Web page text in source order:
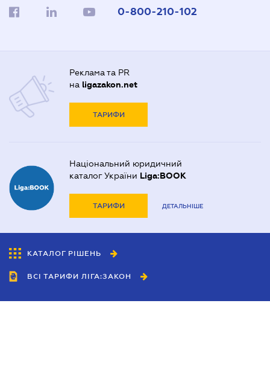
0-800-210-102
Реклама та PR
на ligazakon.net
ТАРИФИ
Національний юридичний
каталог України Liga:BOOK
ТАРИФИ ДЕТАЛЬНІШЕ
КАТАЛОГ РІШЕНЬ
ВСІ ТАРИФИ ЛІГА:ЗАКОН